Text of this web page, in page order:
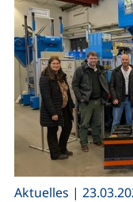
Aktuelles |